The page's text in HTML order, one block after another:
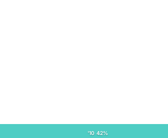
'10 42%